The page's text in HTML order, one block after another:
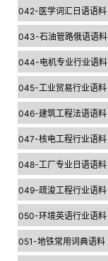
042-医学词汇日语语料
043-石油管路俄语语料
044-电机专业行业语料
045-工业贸易行业语料
046-建筑工程法语语料
047-核电工程行业语料
048-工厂专业日语语料
049-疏浚工程行业语料
050-环境英语行业语料
051-地铁常用词典语料